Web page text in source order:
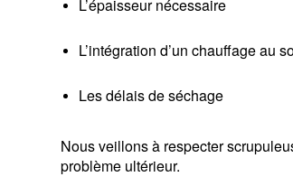
L’épaisseur nécessaire
L’intégration d’un chauffage au
Les délais de séchage
Nous veillons à respecter
problème ultérieur.